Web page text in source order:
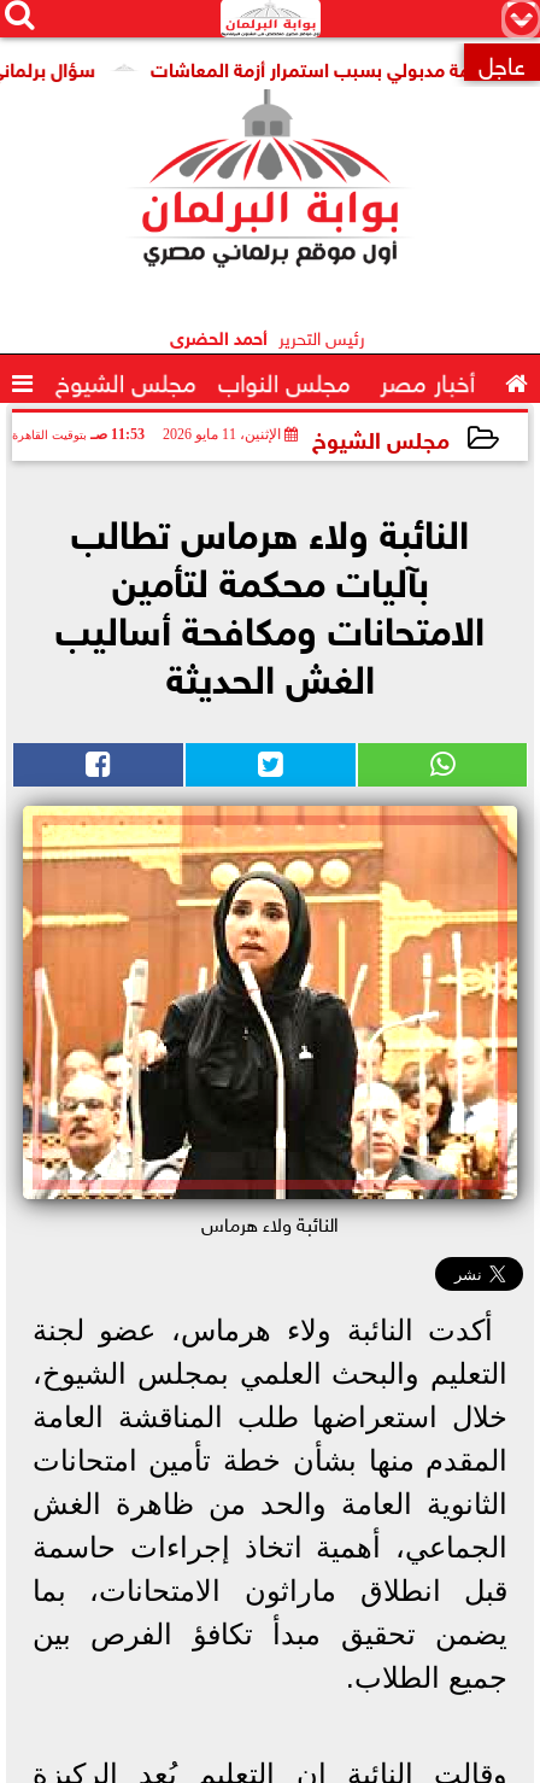
×


 عاجل سؤال برلماني مدبولي بسبب استمرار أزمة المعاشات
رئيس التحرير أحمد الحضرى
 أخبار مصر مجلس النواب مجلس الشيوخ 
مجلس الشيوخ الإثنين، 11 مايو 2026 11:53 صـ بتوقيت القاهرة
النائبة ولاء هرماس تطالب
بآليات محكمة لتأمين
الامتحانات ومكافحة أساليب
الغش الحديثة
النائبة ولاء هرماس
أكدت النائبة ولاء هرماس، عضو لجنة
التعليم والبحث العلمي بمجلس الشيوخ،
خلال استعراضها طلب المناقشة العامة
المقدم منها بشأن خطة تأمين امتحانات
الثانوية العامة والحد من ظاهرة الغش
الجماعي، أهمية اتخاذ إجراءات حاسمة
قبل انطلاق ماراثون الامتحانات، بما
يضمن تحقيق مبدأ تكافؤ الفرص بين
جميع الطلاب.
وقالت النائبة إن التعليم يُعد الركيزة